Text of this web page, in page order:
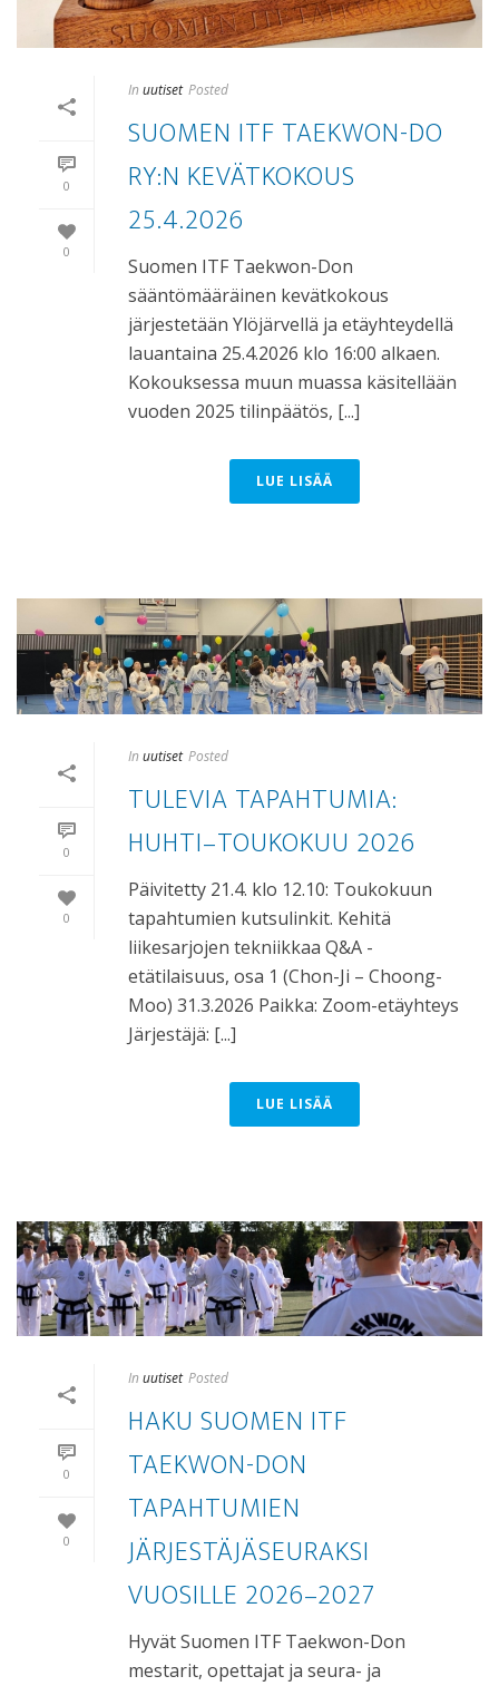
0
0
In uutiset Posted
SUOMEN ITF TAEKWON-DO
RY:N KEVÄTKOKOUS
25.4.2026
Suomen ITF Taekwon-Don
sääntömääräinen kevätkokous
järjestetään Ylöjärvellä ja etäyhteydellä
lauantaina 25.4.2026 klo 16:00 alkaen.
Kokouksessa muun muassa käsitellään
vuoden 2025 tilinpäätös, [...]
LUE LISÄÄ
0
0
In uutiset Posted
TULEVIA TAPAHTUMIA:
HUHTI–TOUKOKUU 2026
Päivitetty 21.4. klo 12.10: Toukokuun
tapahtumien kutsulinkit. Kehitä
liikesarjojen tekniikkaa Q&A -
etätilaisuus, osa 1 (Chon-Ji – Choong-
Moo) 31.3.2026 Paikka: Zoom-etäyhteys
Järjestäjä: [...]
LUE LISÄÄ
0
0
In uutiset Posted
HAKU SUOMEN ITF
TAEKWON-DON
TAPAHTUMIEN
JÄRJESTÄJÄSEURAKSI
VUOSILLE 2026–2027
Hyvät Suomen ITF Taekwon-Don
mestarit, opettajat ja seura- ja